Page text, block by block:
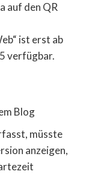
auf den QR
ist erst ab
verfügbar.
Blog
müsste
anzeigen,